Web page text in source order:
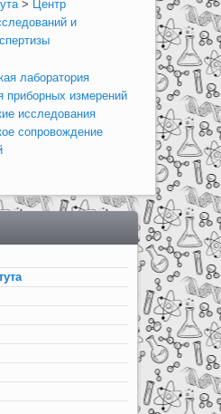
> Центр
и
лаборатория
приборных измерений
исследования
сопровождение